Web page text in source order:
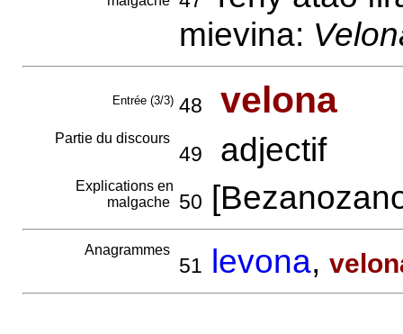
mievina:
Entrée (3/3) 48 velona
Partie du discours
49 adjectif
Explications en
malgache
50
Anagrammes
51 levona,